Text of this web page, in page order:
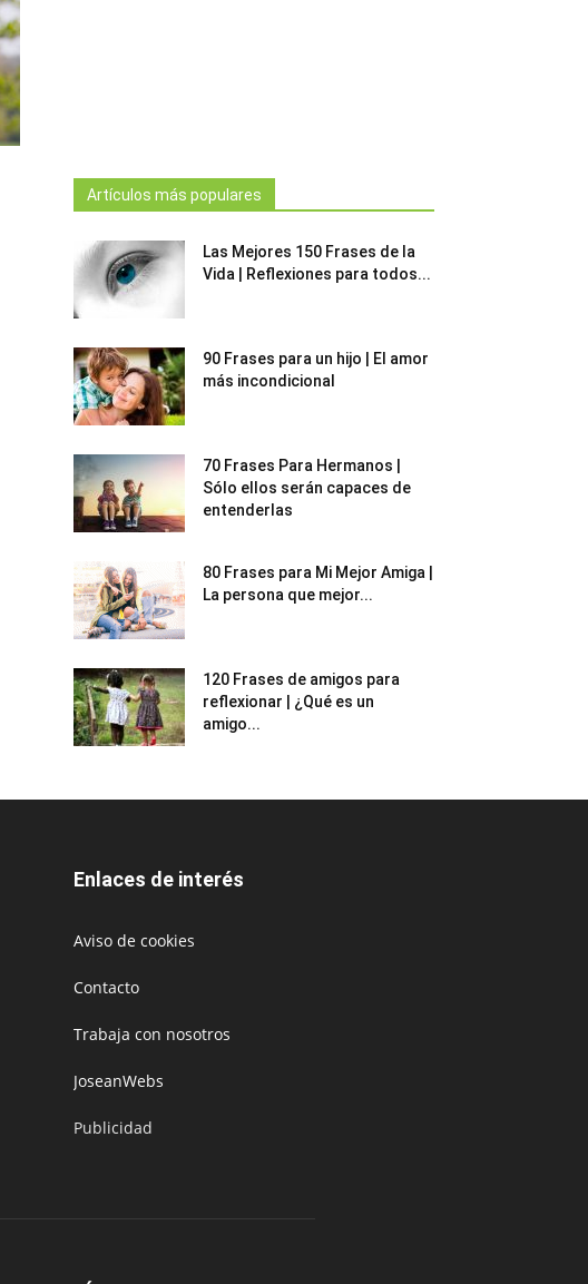
Artículos más populares
Las Mejores 150 Frases de la
Vida | Reflexiones para todos...
90 Frases para un hijo | El amor
más incondicional
70 Frases Para Hermanos |
Sólo ellos serán capaces de
entenderlas
80 Frases para Mi Mejor Amiga |
La persona que mejor...
120 Frases de amigos para
reflexionar | ¿Qué es un
amigo...
Enlaces de interés
Aviso de cookies
Contacto
Trabaja con nosotros
JoseanWebs
Publicidad